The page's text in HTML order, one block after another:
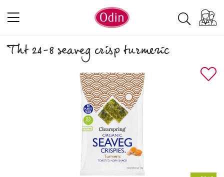
Tht 24-8 seaveg crisp turmeric